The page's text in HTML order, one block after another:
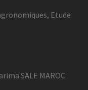
Etude
SALE MAROC